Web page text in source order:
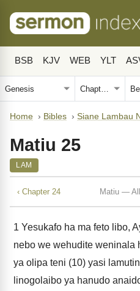
BSB KJV WEB YLT
Home › Bibles › Siane Lambau
Matiu 25
LAM
‹ Chapter 24 Matiu —
1 Yesukafo ha ma feto libo,
nebo we wehudite weninala
ya olipa teni (10) yasi
linogolaibo ya hanudo